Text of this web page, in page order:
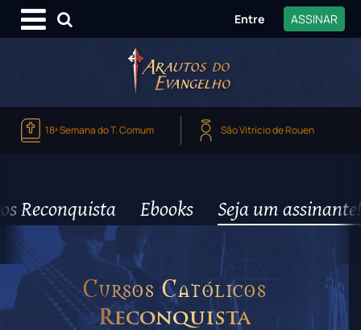
Entre ASSINAR
18ª Semana do T. Comum São Vitrício de Rouen
Reconquista Ebooks Seja um assinante!
Cursos Católicos
Reconquista